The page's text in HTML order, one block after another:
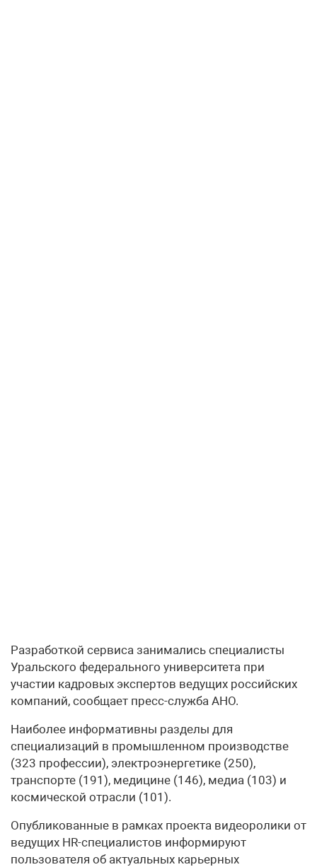
Разработкой сервиса занимались специалисты
Уральского федерального университета при
участии кадровых экспертов ведущих российских
компаний, сообщает пресс-служба АНО.
Наиболее информативны разделы для
специализаций в промышленном производстве
(323 профессии), электроэнергетике (250),
транспорте (191), медицине (146), медиа (103) и
космической отрасли (101).
Опубликованные в рамках проекта видеоролики от
ведущих HR-специалистов информируют
пользователя об актуальных карьерных